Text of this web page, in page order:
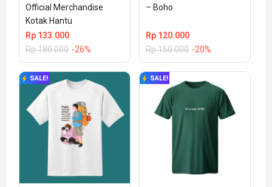
Official Merchandise
Kotak Hantu
Rp 133.000
Rp180.000 -26%
– Boho
Rp 120.000
Rp150.000 -20%
SALE! SALE!